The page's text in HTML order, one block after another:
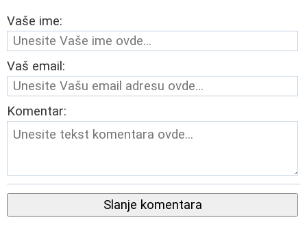
Vaše ime:
Vaš email:
Komentar:
Slanje komentara